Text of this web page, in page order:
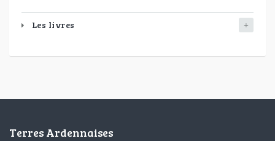
Les livres
Terres Ardennaises